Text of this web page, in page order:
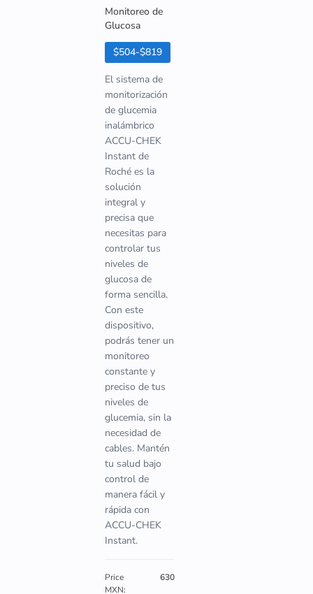
Monitoreo de
Glucosa
$504-$819
El sistema de
monitorización
de glucemia
inalámbrico
ACCU-CHEK
Instant de
Roché es la
solución
integral y
precisa que
necesitas para
controlar tus
niveles de
glucosa de
forma sencilla.
Con este
dispositivo,
podrás tener un
monitoreo
constante y
preciso de tus
niveles de
glucemia, sin la
necesidad de
cables. Mantén
tu salud bajo
control de
manera fácil y
rápida con
ACCU-CHEK
Instant.
Price
MXN:
630